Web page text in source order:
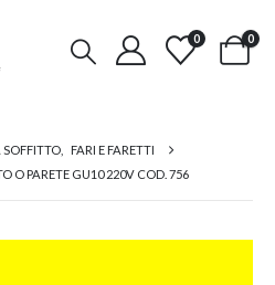
0 0
SOFFITTO
FARI E FARETTI
O PARETE GU10 220V COD. 756